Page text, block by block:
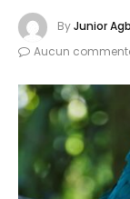
ByJunior
Aucun